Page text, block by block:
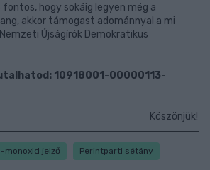
hogy sokáig legyen még a
akkor támogast adománnyal a mi
Újságírók Demokratikus
10918001-00000113-
Köszönjük!
monoxid jelző Perintparti sétány